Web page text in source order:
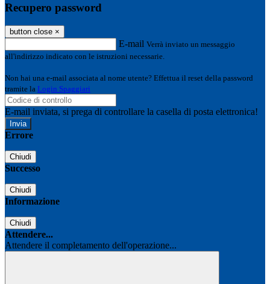
Recupero password
button close ×
E-mail Verrà inviato un messaggio
all'indirizzo indicato con le istruzioni necessarie.
Non hai una e-mail associata al nome utente? Effettua il reset della password
tramite la Login Spaggiari
E-mail inviata, si prega di controllare la casella di posta elettronica!
Errore
Chiudi
Successo
Chiudi
Informazione
Chiudi
Attendere...
Attendere il completamento dell'operazione...